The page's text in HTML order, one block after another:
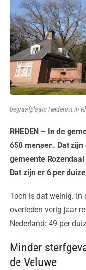
begraafplaats Heiderust in
RHEDEN – In de
658 mensen. Dat
gemeente
Dat zijn er 6 per
Toch is dat weinig. In
overleden vorig jaar
Nederland: 49 per
Minder
de Veluwe